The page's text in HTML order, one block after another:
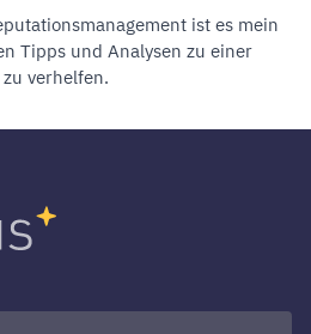
ist es mein
Tipps und Analysen zu einer
verhelfen.